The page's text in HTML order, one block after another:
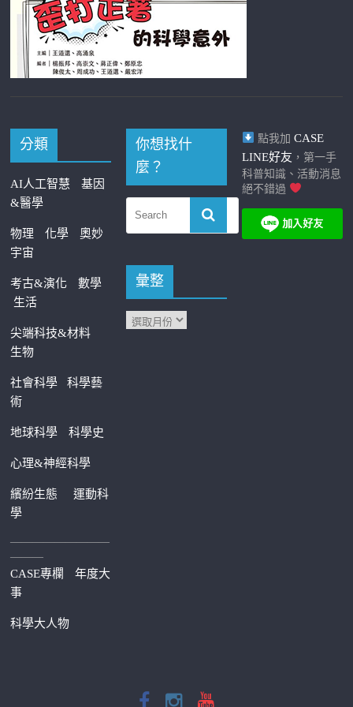
分類
AI人工智慧
基因
&醫學
物理 化學
奧妙
宇宙
考古&演化
數學
生活
尖端科技&材料
生物
社會科學科學藝
術
地球科學 科學史
心理&神經科學
繽紛生態運動科
學
—————————
———
CASE專欄
年度大
事
科學大人物
你想找什
麼？
彙整
點我加 CASE
LINE好友 ，第一手
科普知識、活動消息
絕不錯過